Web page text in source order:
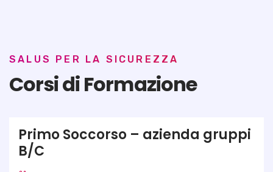
SALUS PER LA SICUREZZA
Corsi di Formazione
Primo Soccorso – azienda gruppi
B/C